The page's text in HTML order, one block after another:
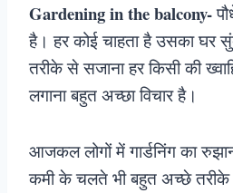
Gardening in the balcony-
है। हर कोई चाहता है उसका घर
तरीके से सजाना हर किसी की
लगाना बहुत अच्छा विचार है।
आजकल लोगों में गार्डनिंग का
कमी के चलते भी बहुत अच्छे तरीके